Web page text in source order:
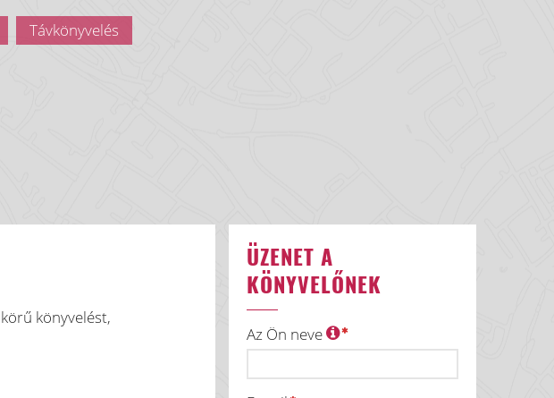
Távkönyvelés
könyvelést,
ÜZENET A
KÖNYVELŐNEK
Az Ön neve